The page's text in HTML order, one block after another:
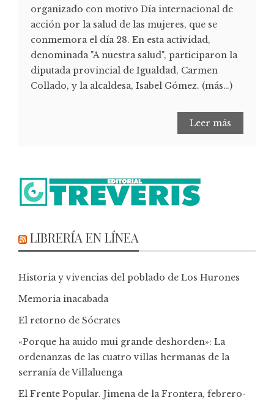
organizado con motivo Día internacional de
acción por la salud de las mujeres, que se
conmemora el día 28. En esta actividad,
denominada "A nuestra salud", participaron la
diputada provincial de Igualdad, Carmen
Collado, y la alcaldesa, Isabel Gómez. (más…)
Leer más
LIBRERÍA EN LÍNEA
Historia y vivencias del poblado de Los Hurones
Memoria inacabada
El retorno de Sócrates
«Porque ha auido mui grande deshorden»: La
ordenanzas de las cuatro villas hermanas de la
serranía de Villaluenga
El Frente Popular. Jimena de la Frontera, febrero-